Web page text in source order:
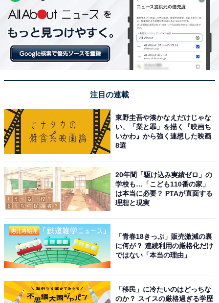
璧で、涙のシーンが今でも覚えていて、本能寺の変も好
き（41歳女性）」など、ひょうひょうとした雰囲気にハ
ラハラしたという声もありました。
さらに、「信長が周りに非道な仕打ちをした。それに耐
現できてるなと思ったから（32歳男性）」「信長を怖れ
（50歳男性）」など、演技力が高く、感情移入したとの
声も寄せられました。
注目の連載
東野圭吾や湊かなえだけじゃな
い、「業と罪」を描く『映画ち
いかわ』から強く連想した映画
8選
20年間「駆け込み実績ゼロ」の
学校も…「こども110番の家」
は本当に必要？ PTAが直面する
理想と現実
「青春18きっぷ」販売激減の裏
に何が？ 連続利用の厳格化だけ
ではない「本当の理由」
「移民」に冷たいのはどっちな
のか？ スイスの厳格過ぎる学歴